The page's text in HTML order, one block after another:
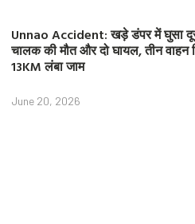
Unnao Accident: खड़े डंपर में घुसा
चालक की मौत और दो घायल, तीन वाहन
13KM लंबा जाम
June 20, 2026